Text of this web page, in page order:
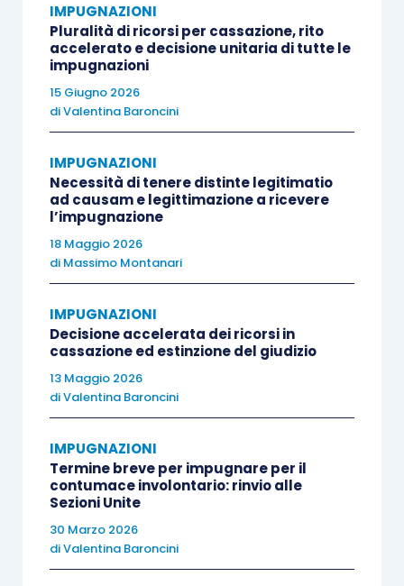
IMPUGNAZIONI
Pluralità di ricorsi per cassazione, rito
accelerato e decisione unitaria di tutte le
impugnazioni
15 Giugno 2026
diValentina Baroncini
IMPUGNAZIONI
Necessità di tenere distinte legitimatio
ad causam e legittimazione a ricevere
l’impugnazione
18 Maggio 2026
di Massimo Montanari
IMPUGNAZIONI
Decisione accelerata dei ricorsi in
cassazione ed estinzione del giudizio
13 Maggio 2026
diValentina Baroncini
IMPUGNAZIONI
Termine breve per impugnare per il
contumace involontario: rinvio alle
Sezioni Unite
30 Marzo 2026
diValentina Baroncini